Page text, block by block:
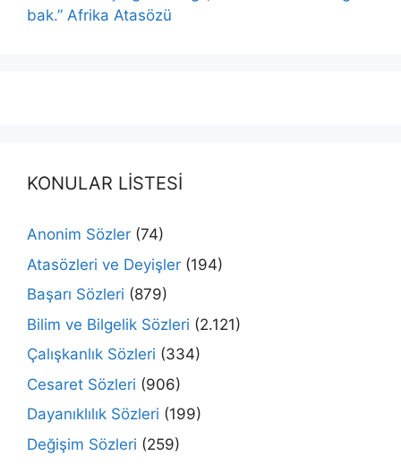
bak.” Afrika Atasözü
KONULAR LİSTESİ
Anonim Sözler (74)
Atasözleri ve Deyişler (194)
Başarı Sözleri (879)
Bilim ve Bilgelik Sözleri (2.121)
Çalışkanlık Sözleri (334)
Cesaret Sözleri (906)
Dayanıklılık Sözleri (199)
Değişim Sözleri (259)